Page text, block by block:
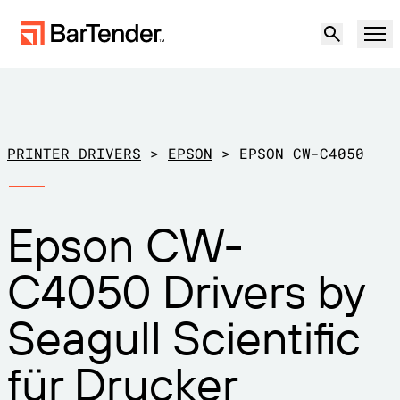
BarTender-Etikettierung
ETIKETTIERFUNKTIONEN
Gestalten
Lösungen
NACH ANWENDUNGSFALL
Produktion
Einzelhandel
Transport und Logistik
Druckertreiber herunterladen
Support-Pläne
Partner
Partner werden
Support
Support-Center
Kostenlos
PRINTER DRIVERS > EPSON > EPSON CW-C4050
Epson CW-
C4050 Drivers by
Seagull Scientific
für Drucker